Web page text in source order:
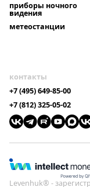
приборы ночного
видения
метеостанции
контакты
+7 (495) 649-85-00
+7 (812) 325-05-02
Levenhuk® -